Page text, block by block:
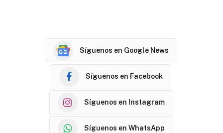
Síguenos en Google News
Síguenos en Facebook
Síguenos en Instagram
Síguenos en WhatsApp